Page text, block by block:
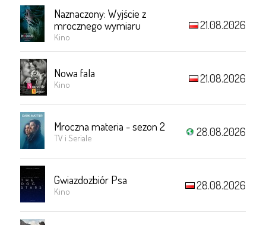
Naznaczony: Wyjście z
mrocznego wymiaru
Kino
21.08.2026
Nowa fala
Kino 21.08.2026
Mroczna materia - sezon 2
TV i Seriale 28.08.2026
Gwiazdozbiór Psa
Kino 28.08.2026